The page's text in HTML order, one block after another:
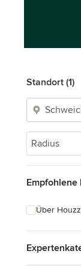
Standort (1)
Radius
Empfohlene
Über